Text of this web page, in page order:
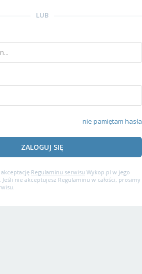
LUB
nie pamiętam hasła
ZALOGUJ SIĘ
Regulaminu serwisu Wykop.pl w jego
nie akceptujesz Regulaminu w całości, prosimy